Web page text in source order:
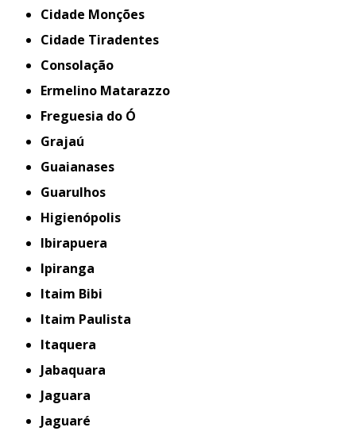
Cidade Monções
Cidade Tiradentes
Consolação
Ermelino Matarazzo
Freguesia do Ó
Grajaú
Guaianases
Guarulhos
Higienópolis
Ibirapuera
Ipiranga
Itaim Bibi
Itaim Paulista
Itaquera
Jabaquara
Jaguara
Jaguaré